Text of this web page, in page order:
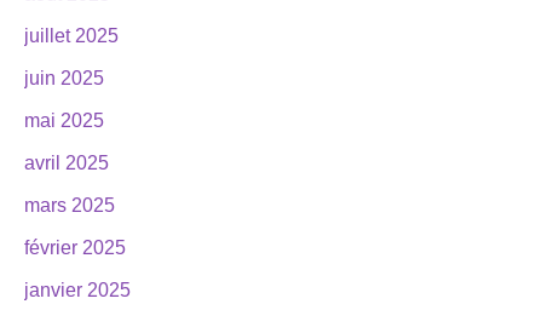
juillet 2025
juin 2025
mai 2025
avril 2025
mars 2025
février 2025
janvier 2025